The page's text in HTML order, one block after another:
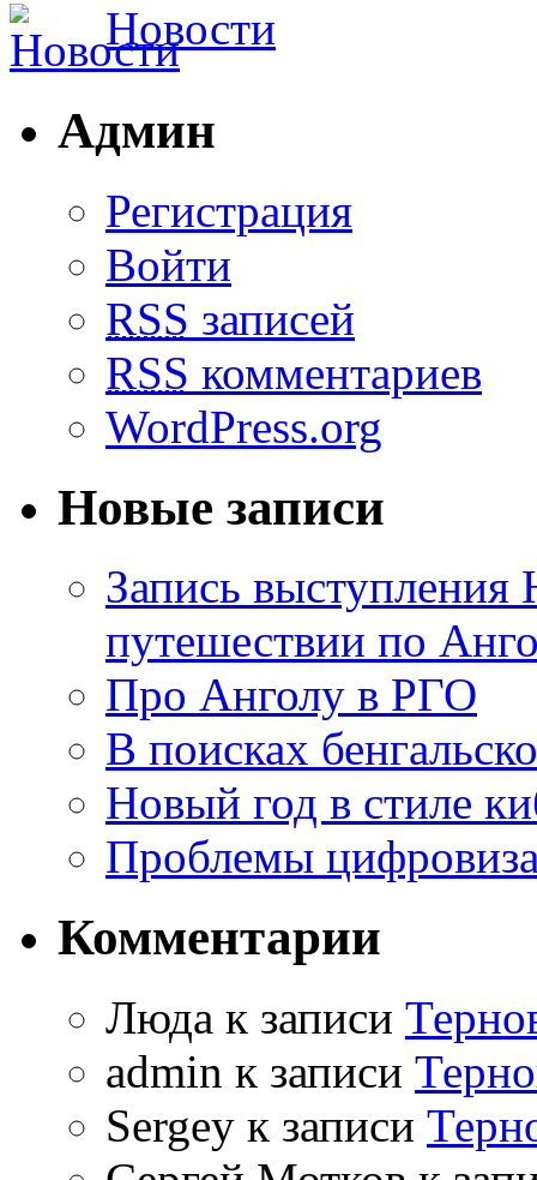
Новости
Админ
Регистрация
Войти
RSS записей
RSS комментариев
WordPress.org
Новые записи
Запись
путешествии по
Про Анголу в РГО
В поисках
Новый год в стиле
Проблемы
Комментарии
Люда к записи
admin к записи
Sergey к записи